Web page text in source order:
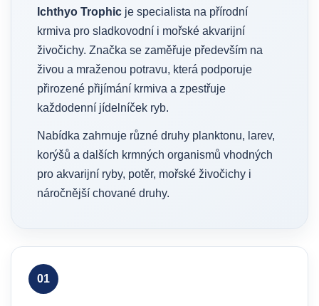
Ichthyo Trophic je specialista na přírodní
krmiva pro sladkovodní i mořské akvarijní
živočichy. Značka se zaměřuje především na
živou a mraženou potravu, která podporuje
přirozené přijímání krmiva a zpestřuje
každodenní jídelníček ryb.
Nabídka zahrnuje různé druhy planktonu, larev,
korýšů a dalších krmných organismů vhodných
pro akvarijní ryby, potěr, mořské živočichy i
náročnější chované druhy.
01